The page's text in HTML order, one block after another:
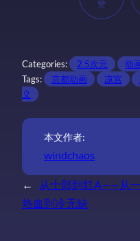
赞
Categories: 2.5次元
动
Tags:
京都动画 凉宫
义
本文作者:
windchaos
←
从士郎到红A——从
热血到冷无缺